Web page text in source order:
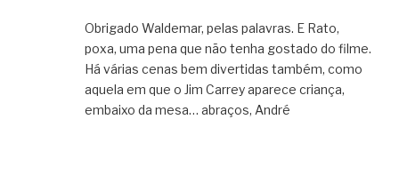
Obrigado Waldemar, pelas palavras. E Rato,
poxa, uma pena que não tenha gostado do filme.
Há várias cenas bem divertidas também, como
aquela em que o Jim Carrey aparece criança,
embaixo da mesa… abraços, André